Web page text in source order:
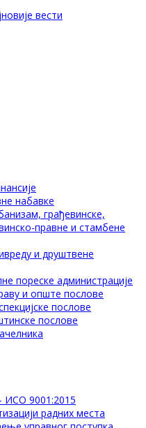
вести
набавке
грађевинске,
правне и стамбене
и друштвене
пореске администрације
и опште послове
послове
послове
ИСО 9001:2015
радних места